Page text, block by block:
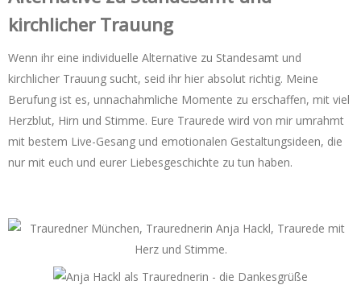
kirchlicher Trauung
Wenn ihr eine individuelle Alternative zu Standesamt und
kirchlicher Trauung sucht, seid ihr hier absolut richtig. Meine
Berufung ist es, unnachahmliche Momente zu erschaffen, mit viel
Herzblut, Hirn und Stimme. Eure Traurede wird von mir umrahmt
mit bestem Live-Gesang und emotionalen Gestaltungsideen, die
nur mit euch und eurer Liebesgeschichte zu tun haben.